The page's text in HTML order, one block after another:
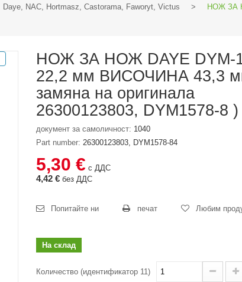
Daye, NAC, Hortmasz, Castorama, Faworyt, Victus >
НОЖ ЗА
НОЖ ЗА НОЖ DAYE DYM-
22,2 мм ВИСОЧИНА 43,3
замяна на оригинала
26300123803, DYM1578-8 )
документ за самоличност: 1040
Part number: 26300123803, DYM1578-84
5,30 € с ДДС
4,42 € без ДДС
Попитайте ни печат Любим
На склад
Количество (идентификатор 11)